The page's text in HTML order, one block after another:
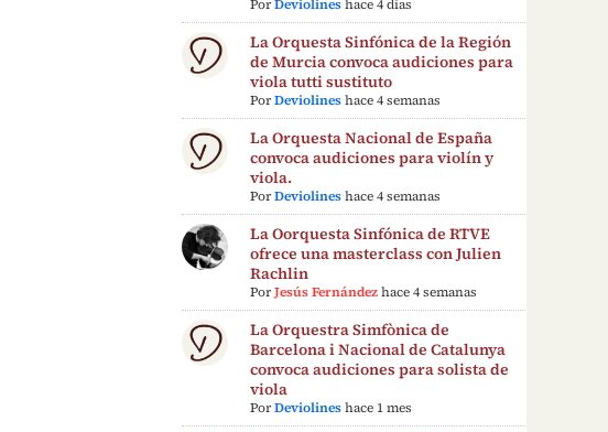
PorDeviolines hace 4 días
La Orquesta Sinfónica de la Región
de Murcia convoca audiciones para
viola tutti sustituto
PorDeviolines hace 4 semanas
La Orquesta Nacional de España
convoca audiciones para violín y
viola.
PorDeviolines hace 4 semanas
La Oorquesta Sinfónica de RTVE
ofrece una masterclass con Julien
Rachlin
PorJesús Fernández hace 4 semanas
La Orquestra Simfònica de
Barcelona i Nacional de Catalunya
convoca audiciones para solista de
viola
PorDeviolines hace 1 mes